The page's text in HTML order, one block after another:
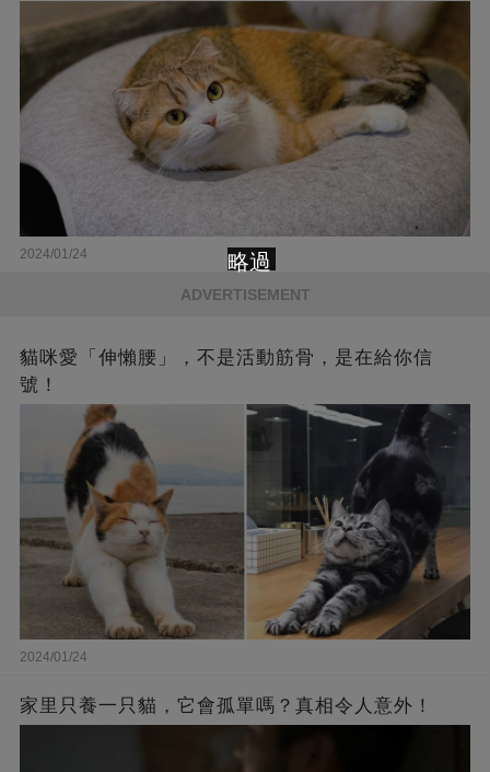
2024/01/24
ADVERTISEMENT
貓咪愛「伸懶腰」，不是活動筋骨，是在給你信
號！
2024/01/24
家里只養一只貓，它會孤單嗎？真相令人意外！
略過